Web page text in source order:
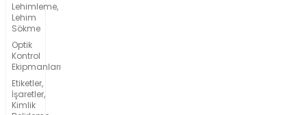
Lehimleme,
Lehim
Sökme
Optik
Kontrol
Ekipmanları
Etiketler,
İşaretler,
Kimlik